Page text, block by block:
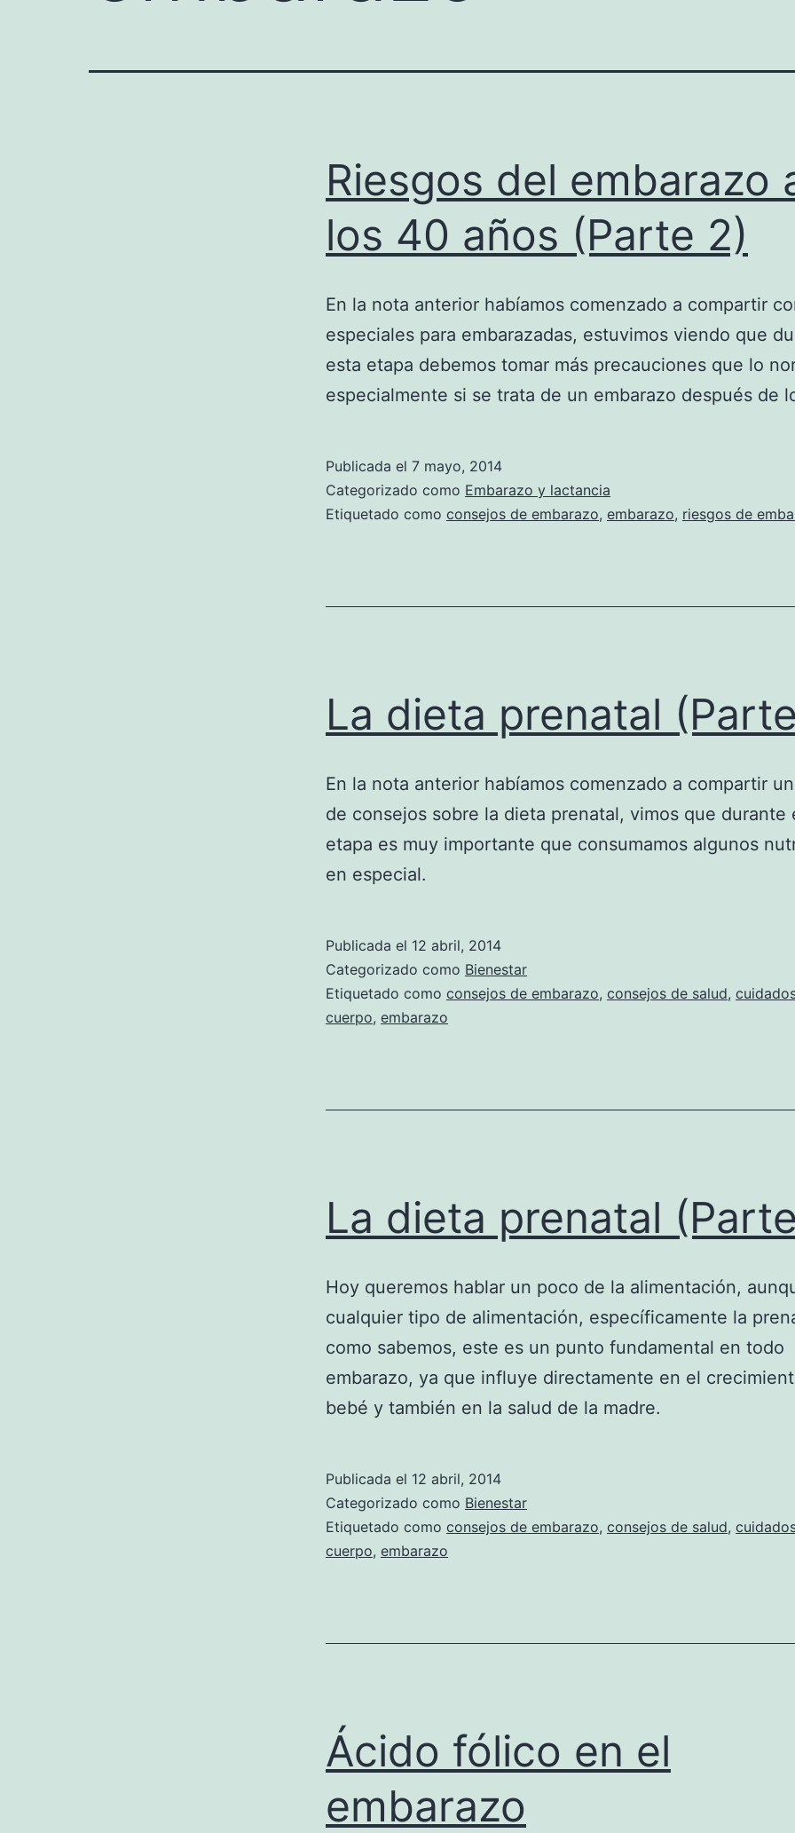
Riesgos del embarazo
los 40 años (Parte 2)
En la nota anterior habíamos comenzado a compartir
especiales para embarazadas, estuvimos viendo que
esta etapa debemos tomar más precauciones que lo
especialmente si se trata de un embarazo después de
Publicada el 7 mayo, 2014
Categorizado como Embarazo y lactancia
Etiquetado como consejos de embarazo, embarazo, riesgos de
La dieta prenatal
En la nota anterior habíamos comenzado a compartir
de consejos sobre la dieta prenatal, vimos que durante
etapa es muy importante que consumamos algunos
en especial.
Publicada el 12 abril, 2014
Categorizado como Bienestar
Etiquetado como consejos de embarazo, consejos de salud,
cuerpo, embarazo
La dieta prenatal
Hoy queremos hablar un poco de la alimentación,
cualquier tipo de alimentación, específicamente la
como sabemos, este es un punto fundamental en todo
embarazo, ya que influye directamente en el
bebé y también en la salud de la madre.
Publicada el 12 abril, 2014
Categorizado como Bienestar
Etiquetado como consejos de embarazo, consejos de salud,
cuerpo, embarazo
Ácido fólico en el
embarazo